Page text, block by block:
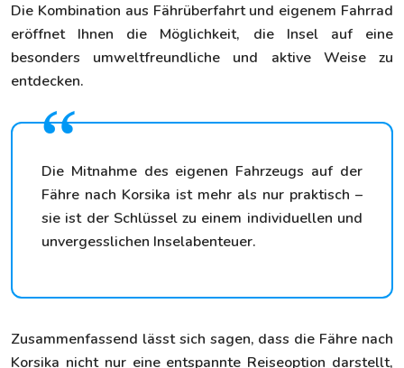
Die Kombination aus Fährüberfahrt und eigenem Fahrrad
eröffnet Ihnen die Möglichkeit, die Insel auf eine
besonders umweltfreundliche und aktive Weise zu
entdecken.
Die Mitnahme des eigenen Fahrzeugs auf der
Fähre nach Korsika ist mehr als nur praktisch –
sie ist der Schlüssel zu einem individuellen und
unvergesslichen Inselabenteuer.
Zusammenfassend lässt sich sagen, dass die Fähre nach
Korsika nicht nur eine entspannte Reiseoption darstellt,